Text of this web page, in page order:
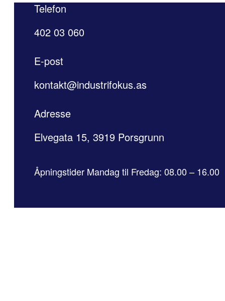
Telefon
402 03 060
E-post
kontakt@industrifokus.as
Adresse
Elvegata 15, 3919 Porsgrunn
Åpningstider Mandag til Fredag: 08.00 – 16.00